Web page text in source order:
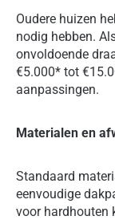
Oudere huizen
nodig hebben.
onvoldoende
€5.000* tot
aanpassingen.
Materialen en
Standaard
eenvoudige
voor hardhouten